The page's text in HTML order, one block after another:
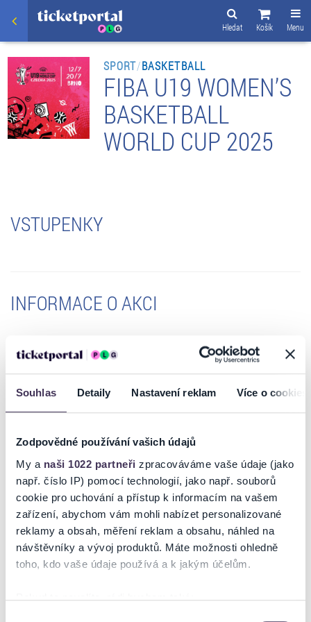
Souhlas Detaily Nastavení reklam Více o cookies
Zodpovědné používání vašich údajů
My a naši 1022 partneři zpracováváme vaše údaje (jako
např. číslo IP) pomocí technologií, jako např. souborů
cookie pro uchování a přístup k informacím na vašem
zařízení, abychom vám mohli nabízet personalizované
reklamy a obsah, měření reklam a obsahu, náhled na
návštěvníky a vývoj produktů. Máte možnosti ohledně
toho, kdo vaše údaje používá a k jakým účelům.
Pokud to povolíte, rádi bychom také:
Menu
Košík
Hledat
SPORT/BASKETBALL
FIBA U19 WOMEN’S
BASKETBALL
WORLD CUP 2025
VSTUPENKY
INFORMACE O AKCI
FIBA U19 WOMEN’S BASKETBALL WORLD CUP 2025
Brno kolébkou sportu a basketbalu především!
Po základní skupině
trůn. A i Česká republika bude mít v dějišti své žhavé želízko.
České lvice v základní skupině D vyzvou minulé finalistky mistrovství
světa ze Španělska i silné soupeřky z Japonska a Argentiny. Následné
pořadí rozhodne o dalším soupeři pro play-off, v němž mohou narazit
na celek z Austrálie, Francie, Brazílie či Mali. Titul královen obhajují
basketbalistky USA.
Nepropásněte šanci vidět vycházející hvězdy světového basketbalu a
zažít nezapomenutelnou atmosféru vrcholného turnaje přímo v srdci
Moravy.
Číst více
Ticketportal je zárukou pravosti vstupenek